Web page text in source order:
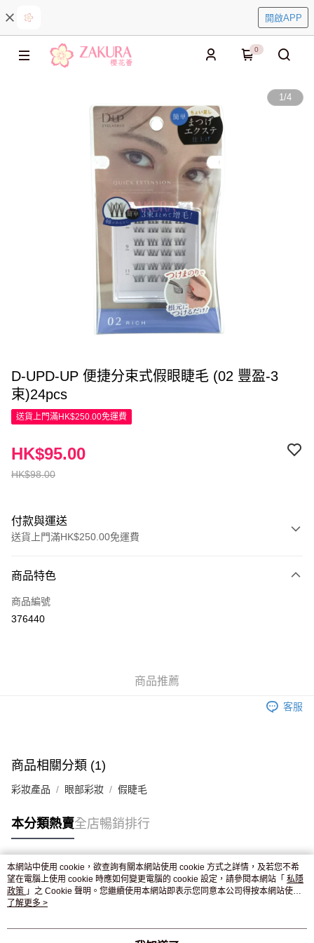
開啟APP
0
1/4
D-UPD-UP 便捷分束式假眼睫毛 (02 豐盈-3
束)24pcs
送貨上門滿HK$250.00免運費
HK$98.00
HK$95.00
付款與運送
送貨上門滿HK$250.00免運費
信用卡
Apple Pay
付款後門市自取，訂單確認後2-4個工作天到店，7天內取。逾期後
商品特色
商品編號
376440
商品推薦
客服
商品相關分類 (1)
彩妝產品 眼部彩妝 假睫毛
本分類熱賣全店暢銷排行
熱門標籤
熱銷排行
本網站中使用 cookie，欲查詢有關本網站使用 cookie 方式之詳情，及若您不希
望在電腦上使用 cookie 時應如何變更電腦的 cookie 設定，請參閱本網站「 私隱
政策 」之 Cookie 聲明。您繼續使用本網站即表示您同意本公司得按本網站使用
條款之 Cookie 聲明使用 cookie。
了解更多 >